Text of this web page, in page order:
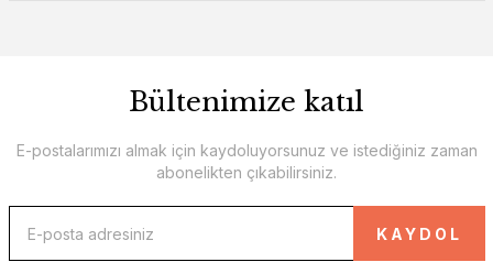
Bültenimize katıl
E-postalarımızı almak için kaydoluyorsunuz ve istediğiniz zaman
abonelikten çıkabilirsiniz.
KAYDOL